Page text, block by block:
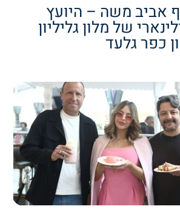
אביב משה – היועץ
של מלון גליליון
כפר גלעד